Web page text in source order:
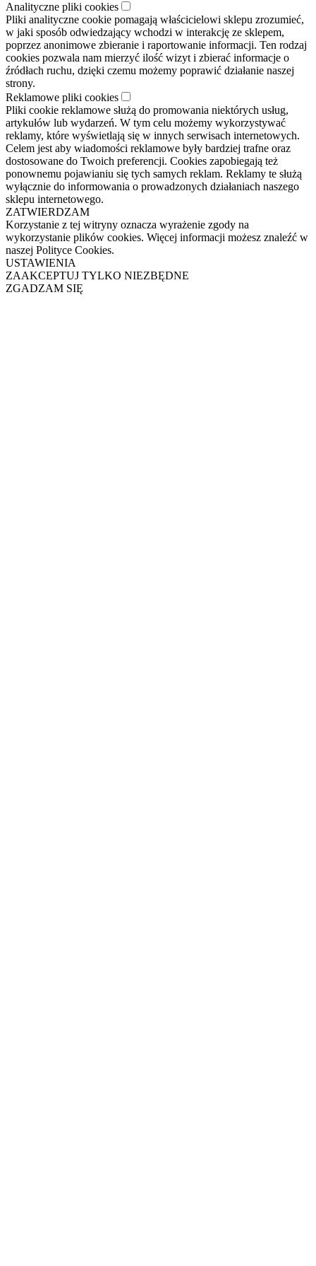
Analityczne pliki cookies
Pliki analityczne cookie pomagają właścicielowi sklepu zrozumieć,
w jaki sposób odwiedzający wchodzi w interakcję ze sklepem,
poprzez anonimowe zbieranie i raportowanie informacji. Ten rodzaj
cookies pozwala nam mierzyć ilość wizyt i zbierać informacje o
źródłach ruchu, dzięki czemu możemy poprawić działanie naszej
strony.
Reklamowe pliki cookies
Pliki cookie reklamowe służą do promowania niektórych usług,
artykułów lub wydarzeń. W tym celu możemy wykorzystywać
reklamy, które wyświetlają się w innych serwisach internetowych.
Celem jest aby wiadomości reklamowe były bardziej trafne oraz
dostosowane do Twoich preferencji. Cookies zapobiegają też
ponownemu pojawianiu się tych samych reklam. Reklamy te służą
wyłącznie do informowania o prowadzonych działaniach naszego
sklepu internetowego.
ZATWIERDZAM
Korzystanie z tej witryny oznacza wyrażenie zgody na
wykorzystanie plików cookies. Więcej informacji możesz znaleźć w
naszej Polityce Cookies.
USTAWIENIA
ZAAKCEPTUJ TYLKO NIEZBĘDNE
ZGADZAM SIĘ